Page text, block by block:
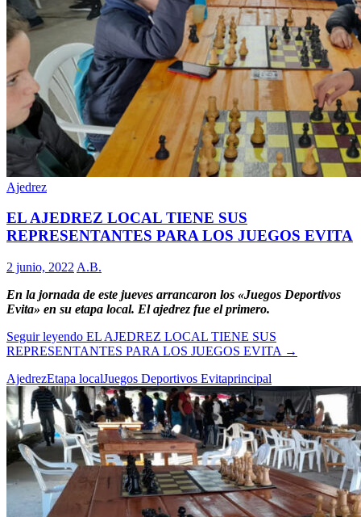
Ajedrez
EL AJEDREZ LOCAL TIENE SUS
REPRESENTANTES PARA LOS JUEGOS EVITA
2 junio, 2022 A.B.
En la jornada de este jueves arrancaron los «Juegos Deportivos
Evita» en su etapa local. El ajedrez fue el primero.
Seguir leyendo EL AJEDREZ LOCAL TIENE SUS
REPRESENTANTES PARA LOS JUEGOS EVITA →
AjedrezEtapa localJuegos Deportivos Evitaprincipal